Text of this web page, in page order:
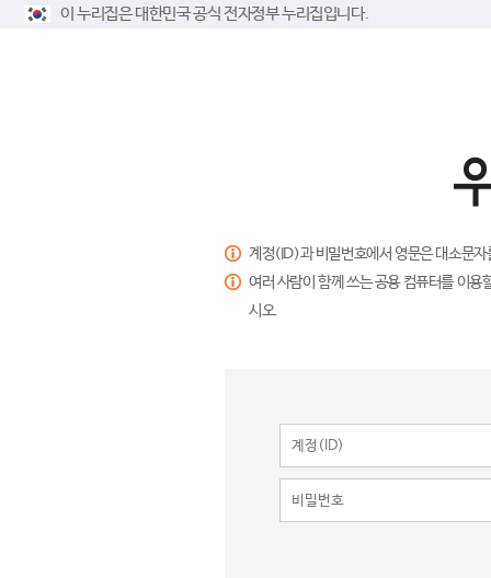
이 누리집은 대한민국 공식 전자정부 누리집입니다.
계정(ID)과 비밀번호에서 영문은 대소문
여러 사람이 함께 쓰는 공용 컴퓨터를 이
시오.